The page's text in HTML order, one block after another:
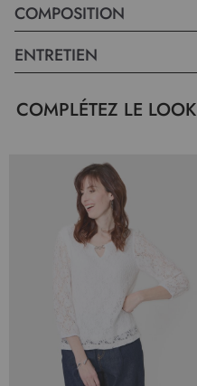
COMPOSITION
ENTRETIEN
COMPLÉTEZ LE LOOK